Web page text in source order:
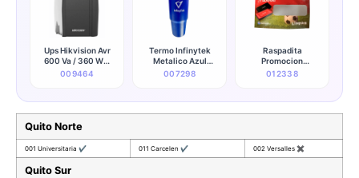
Ups Hikvision Avr
600 Va / 360 W 6
Salidas (120v)
009464
Termo Infinytek
Metalico Azul
(promocionales)
007298
Raspadita
Promocion
Kingston
012338
Quito Norte
001 Universitaria ✔ 011 Carcelen ✔ 002 Versalles ✖
Quito Sur